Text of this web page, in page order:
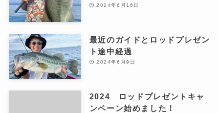
2024年6月16日
最近のガイドとロッドプレゼン
ト途中経過
2024年6月9日
2024 ロッドプレゼントキャ
ンペーン始めました！